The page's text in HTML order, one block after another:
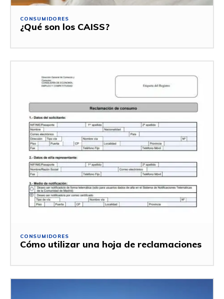
CONSUMIDORES
¿Qué son los CAISS?
CONSUMIDORES
Cómo utilizar una hoja de reclamaciones